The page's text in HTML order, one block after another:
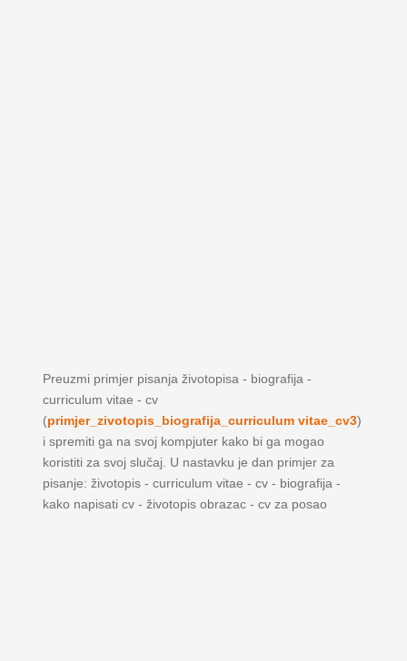
Preuzmi primjer pisanja životopisa - biografija -
curriculum vitae - cv
(primjer_zivotopis_biografija_curriculum vitae_cv3)
i spremiti ga na svoj kompjuter kako bi ga mogao
koristiti za svoj slučaj. U nastavku je dan primjer za
pisanje: životopis - curriculum vitae - cv - biografija -
kako napisati cv - životopis obrazac - cv za posao